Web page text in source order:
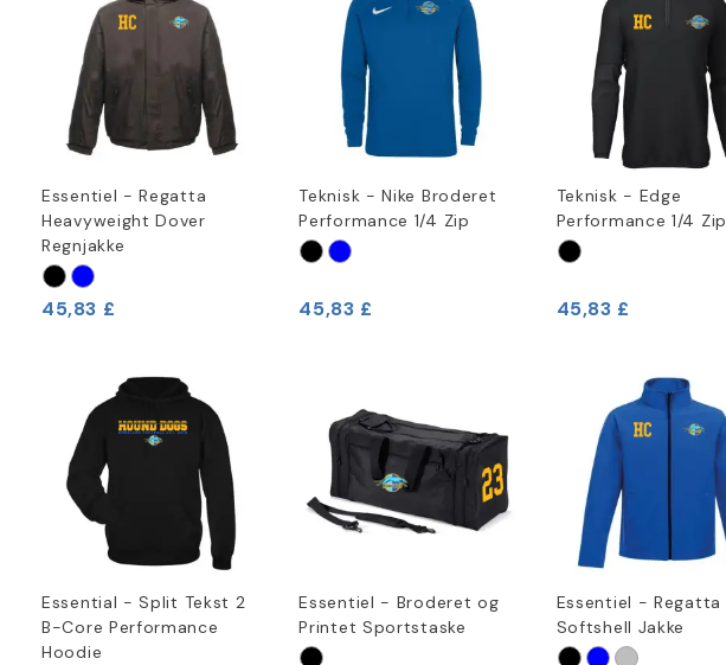
Essentiel - Regatta
Heavyweight Dover
Regnjakke
45,83 £
Teknisk - Nike Broderet
Performance 1/4 Zip
45,83 £
Teknisk - Edge
Performance 1/4 Zip
45,83 £
Essential - Split Tekst 2
B-Core Performance
Hoodie
Essentiel - Broderet og
Printet Sportstaske
Essentiel - Regatta
Softshell Jakke